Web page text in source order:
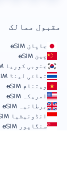
مقبول ممالک
جاپان eSIM
چین eSIM
جنوبی کوریا eSIM
تھائی لینڈ eSIM
ویتنام eSIM
امریکہ eSIM
برطانیہ eSIM
انڈونیشیا eSIM
سنگاپور eSIM